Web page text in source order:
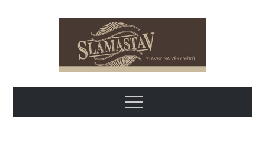
SlamastaV
Menu